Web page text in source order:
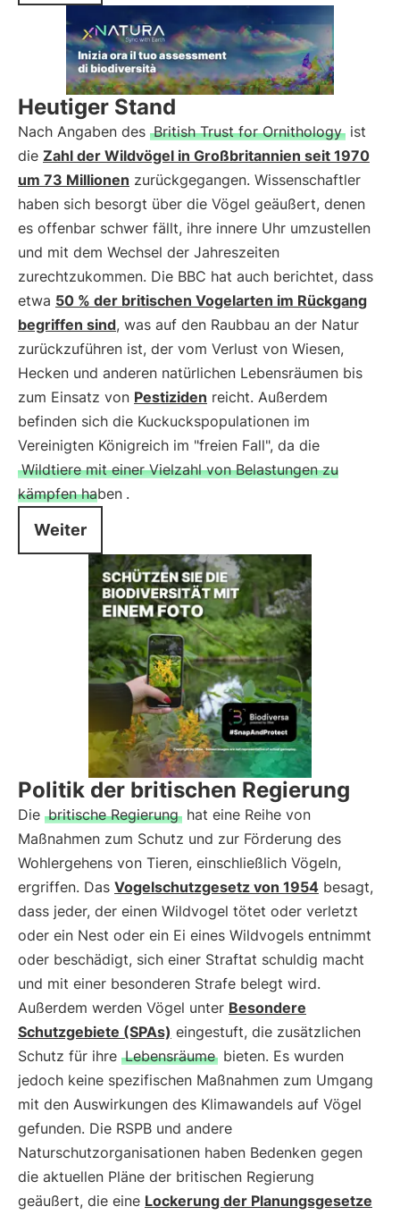
Heutiger Stand
Nach Angaben des British Trust for Ornithology ist
die Zahl der Wildvögel in Großbritannien seit 1970
um 73 Millionen zurückgegangen. Wissenschaftler
haben sich besorgt über die Vögel geäußert, denen
es offenbar schwer fällt, ihre innere Uhr umzustellen
und mit dem Wechsel der Jahreszeiten
zurechtzukommen. Die BBC hat auch berichtet, dass
etwa 50 % der britischen Vogelarten im Rückgang
begriffen sind, was auf den Raubbau an der Natur
zurückzuführen ist, der vom Verlust von Wiesen,
Hecken und anderen natürlichen Lebensräumen bis
zum Einsatz von Pestiziden reicht. Außerdem
befinden sich die Kuckuckspopulationen im
Vereinigten Königreich im "freien Fall", da die
Wildtiere mit einer Vielzahl von Belastungen zu
kämpfen haben .
Weiter
Politik der britischen Regierung
Die britische Regierung hat eine Reihe von
Maßnahmen zum Schutz und zur Förderung des
Wohlergehens von Tieren, einschließlich Vögeln,
ergriffen. Das Vogelschutzgesetz von 1954 besagt,
dass jeder, der einen Wildvogel tötet oder verletzt
oder ein Nest oder ein Ei eines Wildvogels entnimmt
oder beschädigt, sich einer Straftat schuldig macht
und mit einer besonderen Strafe belegt wird.
Außerdem werden Vögel unter Besondere
Schutzgebiete (SPAs) eingestuft, die zusätzlichen
Schutz für ihre Lebensräume bieten. Es wurden
jedoch keine spezifischen Maßnahmen zum Umgang
mit den Auswirkungen des Klimawandels auf Vögel
gefunden. Die RSPB und andere
Naturschutzorganisationen haben Bedenken gegen
die aktuellen Pläne der britischen Regierung
geäußert, die eine Lockerung der Planungsgesetze